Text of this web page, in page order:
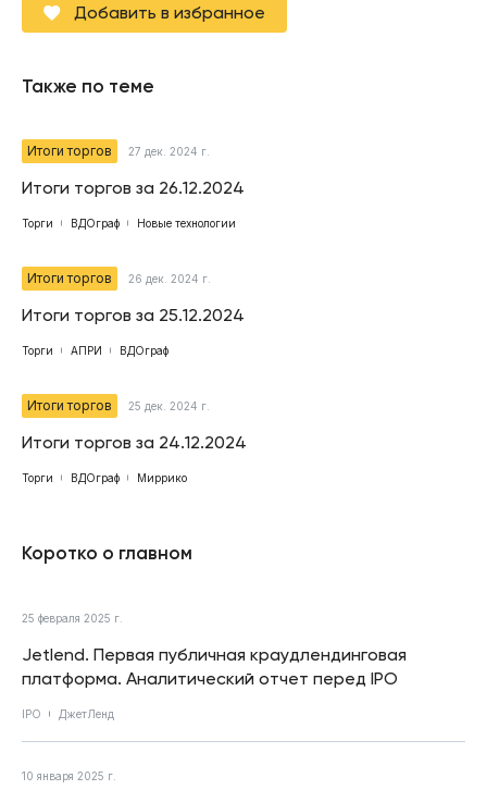
Добавить в избранное
Также по теме
Итоги торгов 27 дек. 2024 г.
Итоги торгов за 26.12.2024
Торги ВДОграф Новые технологии
Итоги торгов 26 дек. 2024 г.
Итоги торгов за 25.12.2024
Торги АПРИ ВДОграф
Итоги торгов 25 дек. 2024 г.
Итоги торгов за 24.12.2024
Торги ВДОграф Миррико
Коротко о главном
25 февраля 2025 г.
Jetlend. Первая публичная краудлендинговая
платформа. Аналитический отчет перед IPO
IPO ДжетЛенд
10 января 2025 г.